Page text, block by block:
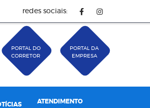
redes sociais:
PORTAL DO
CORRETOR
PORTAL DA
EMPRESA
ATENDIMENTO